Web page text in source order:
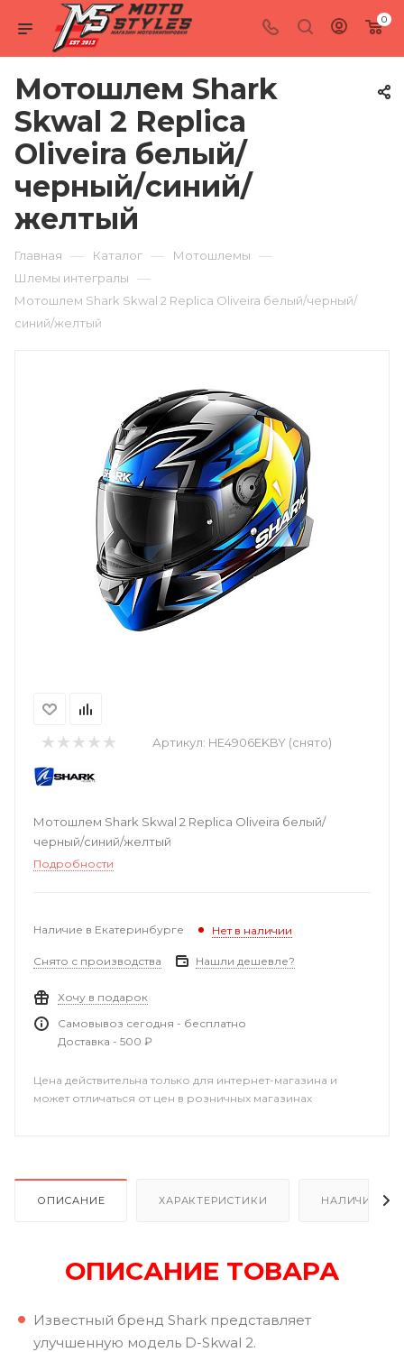
0
Мотошлем Shark
Skwal 2 Replica
Oliveira белый/
черный/синий/
желтый
Главная — Каталог — Мотошлемы —
Шлемы интегралы —
Мотошлем Shark Skwal 2 Replica Oliveira белый/черный/
синий/желтый
Артикул: HE4906EKBY (снято)
Мотошлем Shark Skwal 2 Replica Oliveira белый/
черный/синий/желтый
Подробности
Наличие в Екатеринбурге Нет в наличии
Снято с производства Нашли дешевле?
Хочу в подарок
Самовывоз сегодня - бесплатно
Доставка - 500 ₽
Цена действительна только для интернет-магазина и
может отличаться от цен в розничных магазинах
ОПИСАНИЕ ХАРАКТЕРИСТИКИ НАЛИЧИЕ В
ОПИСАНИЕ ТОВАРА
Известный бренд Shark представляет
улучшенную модель D-Skwal 2.